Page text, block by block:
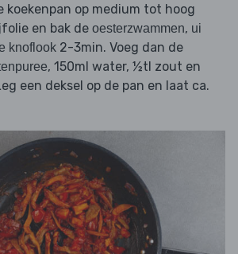
koekenpan op medium tot hoog
en bak de oesterzwammen, ui
knoflook 2-3min. Voeg dan de
, 150ml water, ½tl zout en
een deksel op de pan en laat ca.